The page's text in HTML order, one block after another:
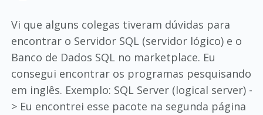
Vi que alguns colegas tiveram dúvidas para
encontrar o Servidor SQL (servidor lógico) e o
Banco de Dados SQL no marketplace. Eu
consegui encontrar os programas pesquisando
em inglês. Exemplo: SQL Server (logical server) -
> Eu encontrei esse pacote na segunda página